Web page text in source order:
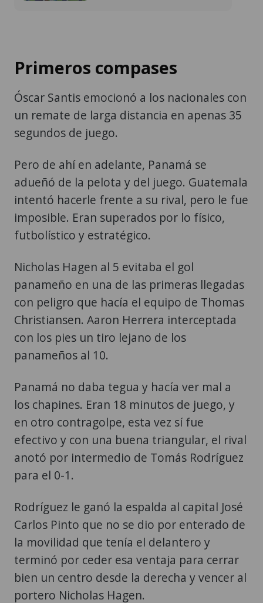
Primeros compases
Óscar Santis emocionó a los nacionales con
un remate de larga distancia en apenas 35
segundos de juego.
Pero de ahí en adelante, Panamá se
adueñó de la pelota y del juego. Guatemala
intentó hacerle frente a su rival, pero le fue
imposible. Eran superados por lo físico,
futbolístico y estratégico.
Nicholas Hagen al 5 evitaba el gol
panameño en una de las primeras llegadas
con peligro que hacía el equipo de Thomas
Christiansen. Aaron Herrera interceptada
con los pies un tiro lejano de los
panameños al 10.
Panamá no daba tegua y hacía ver mal a
los chapines. Eran 18 minutos de juego, y
en otro contragolpe, esta vez sí fue
efectivo y con una buena triangular, el rival
anotó por intermedio de Tomás Rodríguez
para el 0-1.
Rodríguez le ganó la espalda al capital José
Carlos Pinto que no se dio por enterado de
la movilidad que tenía el delantero y
terminó por ceder esa ventaja para cerrar
bien un centro desde la derecha y vencer al
portero Nicholas Hagen.